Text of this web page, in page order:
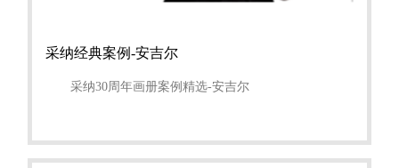
采纳经典案例-安吉尔
采纳30周年画册案例精选-安吉尔